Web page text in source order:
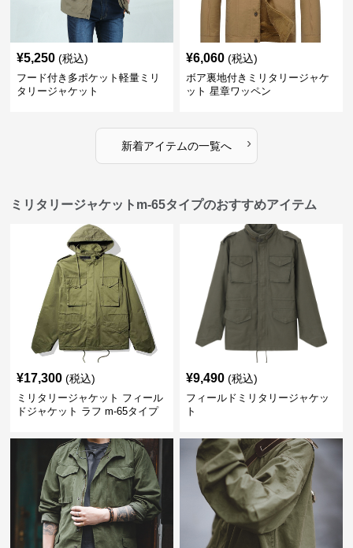
¥5,250 (税込)
フード付き多ポケット軽量ミリ
タリージャケット
¥6,060 (税込)
ボア裏地付きミリタリージャケ
ット 星章ワッペン
新着アイテムの一覧へ ›
ミリタリージャケットm-65タイプのおすすめアイテム
¥17,300 (税込)
ミリタリージャケット フィール
ドジャケット ラフ m-65タイプ
¥9,490 (税込)
フィールドミリタリージャケッ
ト